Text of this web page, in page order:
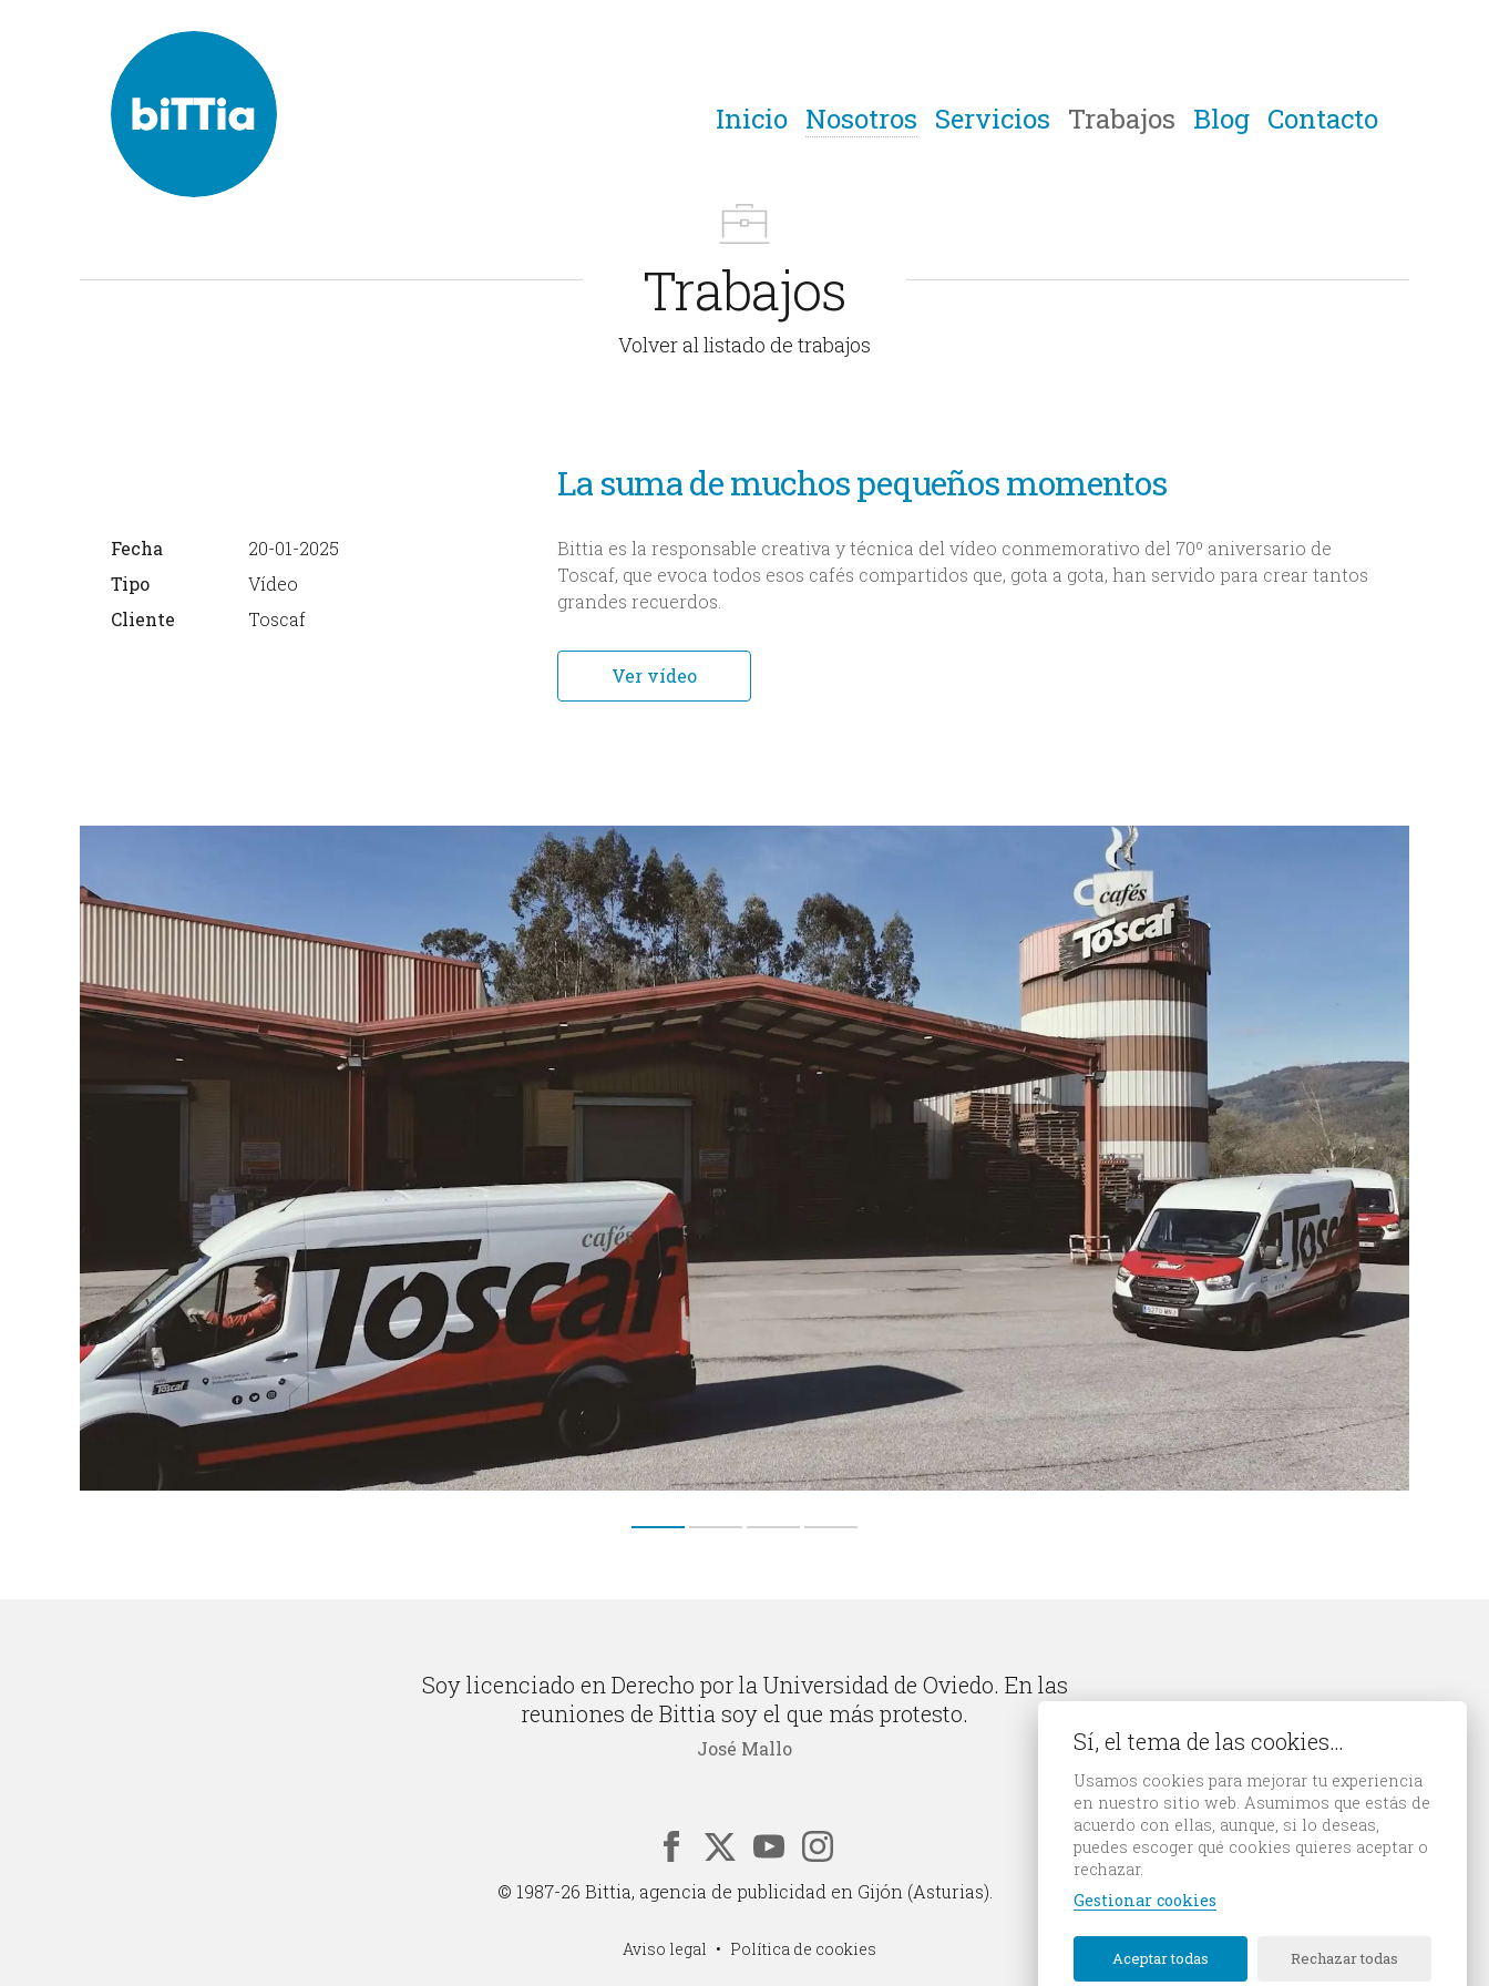
Inicio Nosotros Servicios Trabajos Blog Contacto
Trabajos
Volver al listado de trabajos
La suma de muchos pequeños momentos
Fecha
20-01-2025
Tipo
Vídeo
Cliente
Toscaf
Bittia es la responsable creativa y técnica del vídeo conmemorativo del 70º aniversario de
Toscaf, que evoca todos esos cafés compartidos que, gota a gota, han servido para crear tantos
grandes recuerdos.
Ver vídeo
Soy licenciado en Derecho por la Universidad de Oviedo. En las
reuniones de Bittia soy el que más protesto.
José Mallo
© 1987-26 Bittia, agencia de publicidad en Gijón (Asturias).
Aviso legal Política de cookies
Sí, el tema de las cookies…
Usamos cookies para mejorar tu experiencia
en nuestro sitio web. Asumimos que estás de
acuerdo con ellas, aunque, si lo deseas,
puedes escoger qué cookies quieres aceptar o
rechazar.
Gestionar cookies
Aceptar todas Rechazar todas